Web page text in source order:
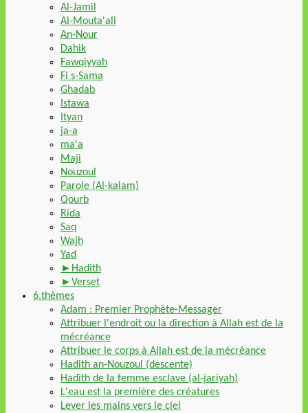
Al-Jamil
Al-Mouta'ali
An-Nour
Dahik
Fawqiyyah
Fi s-Sama
Ghadab
Istawa
Ityan
ja-a
ma'a
Maji
Nouzoul
Parole (Al-kalam)
Qourb
Rida
Saq
Wajh
Yad
►Hadith
►Verset
6.thèmes
Adam : Premier Prophète-Messager
Attribuer l'endroit ou la direction à Allah est de la
mécréance
Attribuer le corps à Allah est de la mécréance
Hadith an-Nouzoul (descente)
Hadith de la femme esclave (al-jariyah)
L'eau est la première des créatures
Lever les mains vers le ciel